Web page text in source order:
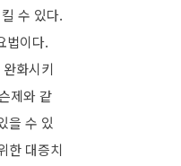
수 있다.
법이다.
화시키
제와 같
을 수 있
한 대증치